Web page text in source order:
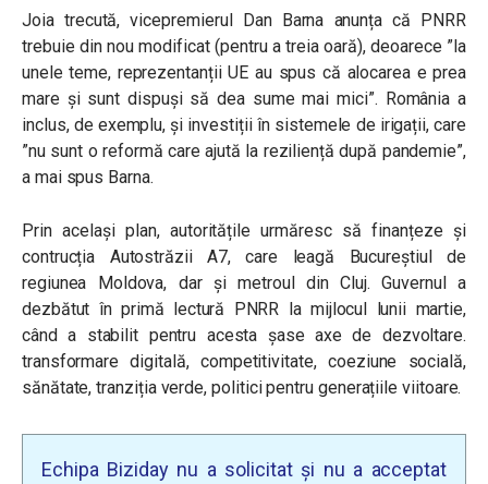
Joia trecută, vicepremierul Dan Barna anunța că PNRR
trebuie din nou modificat (pentru a treia oară), deoarece ”la
unele teme, reprezentanții UE au spus că alocarea e prea
mare și sunt dispuși să dea sume mai mici”. România a
inclus, de exemplu, și investiții în sistemele de irigații, care
”nu sunt o reformă care ajută la reziliență după pandemie”,
a mai spus Barna.
Prin același plan, autoritățile urmăresc să finanțeze și
contrucția Autostrăzii A7, care leagă Bucureștiul de
regiunea Moldova, dar și metroul din Cluj. Guvernul a
dezbătut în primă lectură PNRR la mijlocul lunii martie,
când a stabilit pentru acesta șase axe de dezvoltare.
transformare digitală, competitivitate, coeziune socială,
sănătate, tranziția verde, politici pentru generațiile viitoare.
Echipa Biziday nu a solicitat și nu a acceptat